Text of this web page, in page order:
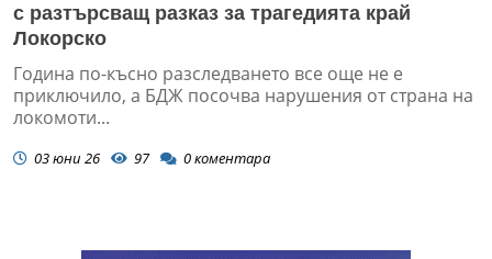
с разтърсващ разказ за трагедията край
Локорско
Година по-късно разследването все още не е
приключило, а БДЖ посочва нарушения от страна на
локомоти...
03 юни 26 97 0коментара